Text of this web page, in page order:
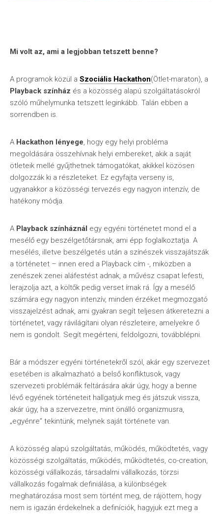
Mi volt az, ami a legjobban tetszett benne?
A programok közül a Szociális Hackathon(Ötlet-maraton), a
Playback színház és a közösség alapú szolgáltatásokról
szóló műhelymunka tetszett leginkább. Talán ebben a
sorrendben is.
A Hackathon lényege, hogy egy helyi probléma
megoldására összehívnak helyi embereket, akik a saját
ötleteik mellé gyűjthetnek támogatókat, akikkel közösen
dolgozzák ki a részleteket. Ez egyfajta verseny is,
ugyanakkor a közösségi tervezés egy nagyon intenzív, de
hatékony módja.
A Playback színháznál egy egyéni történetet mond el a
mesélő egy beszélgetőtársnak, ami épp foglalkoztatja. A
mesélés, illetve beszélgetés után a színészek visszajátszák
a történetet – innen ered a Playback cím -, miközben a
zenészek zenei aláfestést adnak, a művész csapat lefesti,
lerajzolja azt, a költők pedig verset írnak rá. Így a mesélő
számára egy nagyon intenzív, minden érzéket megmozgató
visszajelzést adnak, ami gyakran segít teljesen átkeretezni a
történetet, vagy rávilágítani olyan részleteire, amelyekre ő
nem is gondolt. Segít megérteni, feldolgozni, továbblépni.
Bár a módszer egyéni történetekről szól, akár egy szervezet
esetében is alkalmazható a belső konfliktusok, vagy
szervezeti problémák feltárására akár úgy, hogy a benne
lévő egyének történeteit hallgatjuk meg és játszuk vissza,
akár úgy, ha a szervezetre, mint önálló organizmusra,
„egyénre” tekintünk, melynek saját története van.
A közösség alapú szolgáltatás, működés, működtetés, vagy
közösségi szolgáltatás, működés, működtetés, co-creation,
közösségi vállalkozás, társadalmi vállalkozás, törzsi
vállalkozás fogalmak definiálása, a különbségek
meghatározása most sem történt meg, de rájöttem, hogy
nem is igazán érdekelnek a definíciók, hagyjuk ezt meg a